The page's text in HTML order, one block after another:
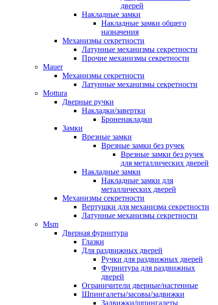
дверей
Накладные замки
Накладные замки общего
назначения
Механизмы секретности
Латунные механизмы секретности
Прочие механизмы секретности
Mauer
Механизмы секретности
Латунные механизмы секретности
Mottura
Дверные ручки
Накладки/завертки
Броненакладки
Замки
Врезные замки
Врезные замки без ручек
Врезные замки без ручек
для металлических дверей
Накладные замки
Накладные замки для
металлических дверей
Механизмы секретности
Вертушки для механизма секретности
Латунные механизмы секретности
Msm
Дверная фурнитура
Глазки
Для раздвижных дверей
Ручки для раздвижных дверей
Фурнитура для раздвижных
дверей
Ограничители дверные/настенные
Шпингалеты/засовы/задвижки
Задвижки/шпингалеты